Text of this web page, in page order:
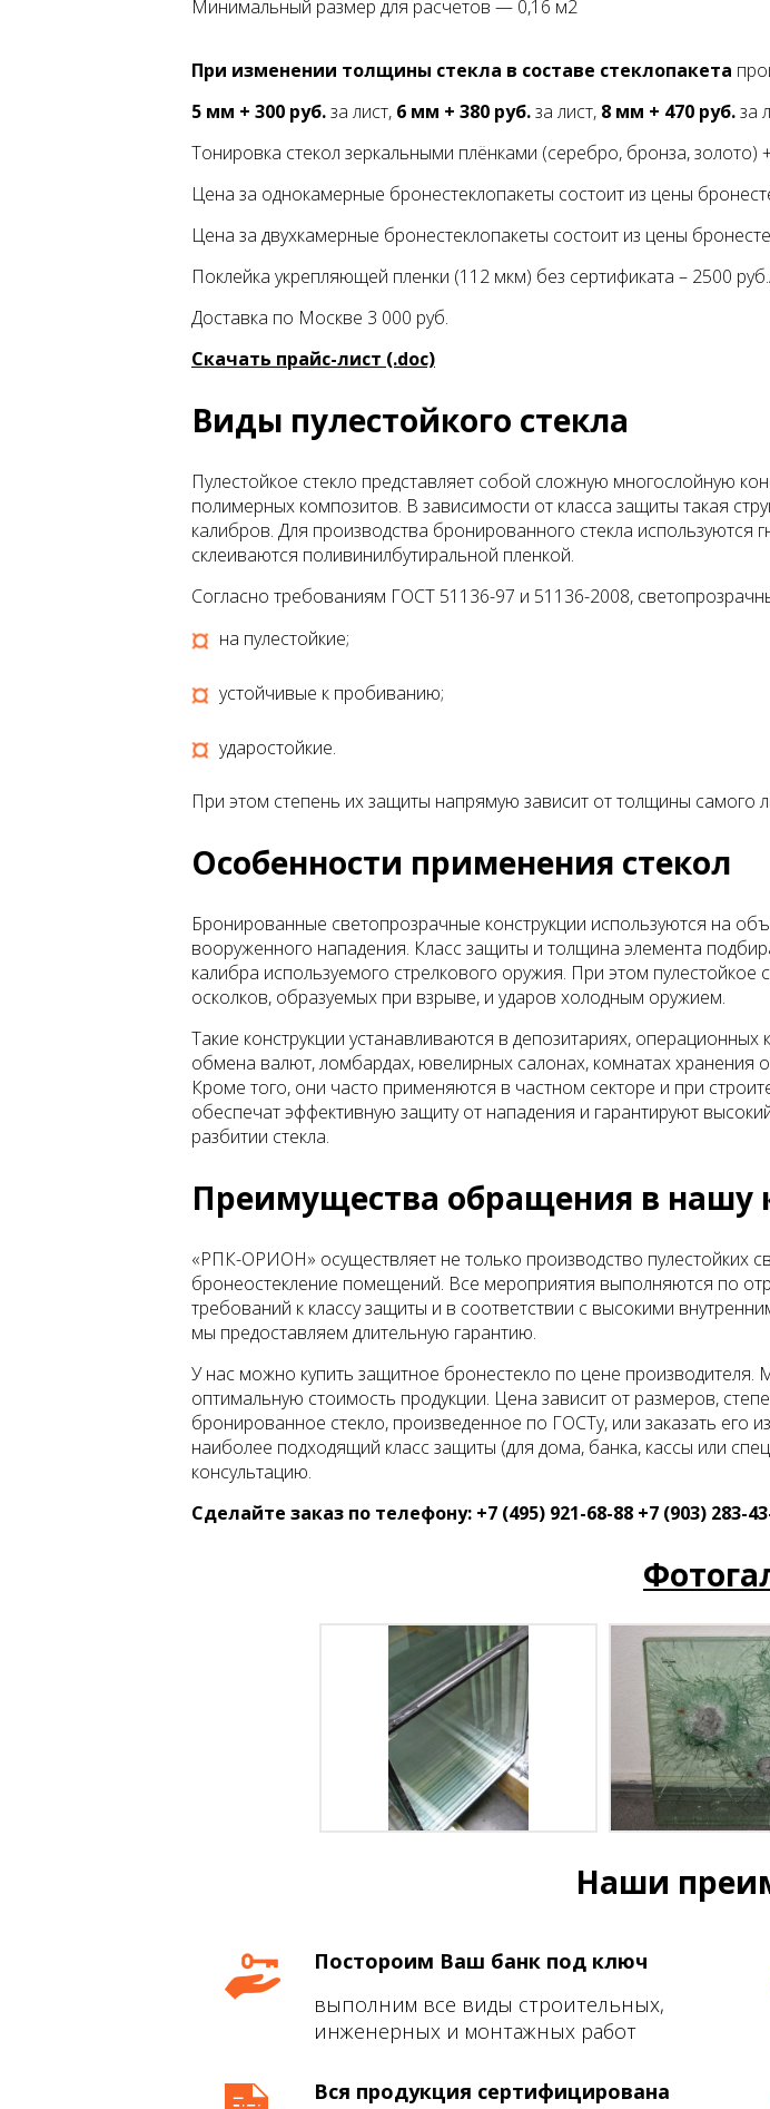
Минимальный размер для расчетов — 0,16 м2
При изменении толщины стекла в составе стеклопакета
5 мм + 300 руб.за лист, 6 мм + 380 руб.за лист, 8 мм + 470 руб.за
Тонировка стекол зеркальными плёнками (серебро, бронза, золото)
Цена за однокамерные бронестеклопакеты состоит из цены
Цена за двухкамерные бронестеклопакеты состоит из цены
Поклейка укрепляющей пленки (112 мкм) без сертификата – 2500
Доставка по Москве 3 000 руб.
Скачать прайс-лист (.doc)
Виды пулестойкого стекла
Пулестойкое стекло представляет собой сложную многослойную
полимерных композитов. В зависимости от класса защиты такая
калибров. Для производства бронированного стекла используются
склеиваются поливинилбутиральной пленкой.
Согласно требованиям ГОСТ 51136-97 и 51136-2008,
на пулестойкие;
устойчивые к пробиванию;
ударостойкие.
При этом степень их защиты напрямую зависит от толщины самого
Особенности применения стекол
Бронированные светопрозрачные конструкции используются на
вооруженного нападения. Класс защиты и толщина элемента
калибра используемого стрелкового оружия. При этом
осколков, образуемых при взрыве, и ударов холодным оружием.
Такие конструкции устанавливаются в депозитариях,
обмена валют, ломбардах, ювелирных салонах, комнатах хранения
Кроме того, они часто применяются в частном секторе и при
обеспечат эффективную защиту от нападения и гарантируют
разбитии стекла.
Преимущества обращения в нашу
«РПК-ОРИОН» осуществляет не только производство пулестойких
бронеостекление помещений. Все мероприятия выполняются по
требований к классу защиты и в соответствии с высокими
мы предоставляем длительную гарантию.
У нас можно купить защитное бронестекло по цене
оптимальную стоимость продукции. Цена зависит от размеров,
бронированное стекло, произведенное по ГОСТу, или заказать
наиболее подходящий класс защиты (для дома, банка, кассы или
консультацию.
Сделайте заказ по телефону: +7 (495) 921-68-88 +7 (903) 283-
Наши
Постороим Ваш банк под ключ
выполним все виды строительных,
инженерных и монтажных работ
Вся продукция сертифицирована